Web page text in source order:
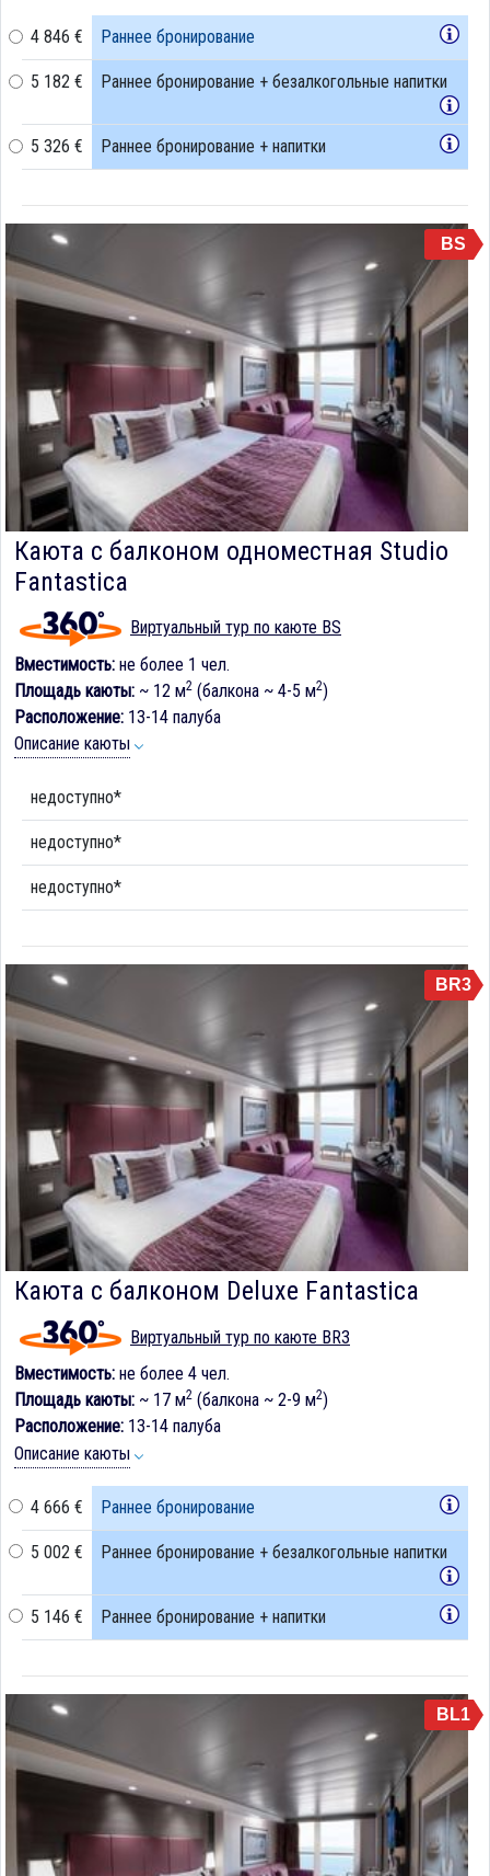
4 846 € Раннее бронирование
5 182 € Раннее бронирование + безалкогольные напитки
5 326 € Раннее бронирование + напитки
BS
Каюта с балконом одноместная Studio
Fantastica
Виртуальный тур по каюте BS
Вместимость: не более 1 чел.
Площадь каюты: ~ 12 м2 (балкона ~ 4-5 м2)
Расположение: 13-14 палуба
Описание каюты
недоступно*
недоступно*
недоступно*
BR3
Каюта с балконом Deluxe Fantastica
Виртуальный тур по каюте BR3
Вместимость: не более 4 чел.
Площадь каюты: ~ 17 м2 (балкона ~ 2-9 м2)
Расположение: 13-14 палуба
Описание каюты
4 666 € Раннее бронирование
5 002 € Раннее бронирование + безалкогольные напитки
5 146 € Раннее бронирование + напитки
BL1